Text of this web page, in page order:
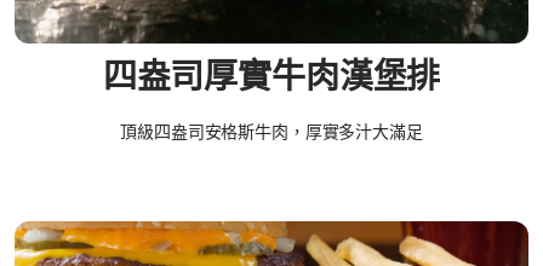
四盎司厚實牛肉漢堡排
頂級四盎司安格斯牛肉，厚實多汁大滿足